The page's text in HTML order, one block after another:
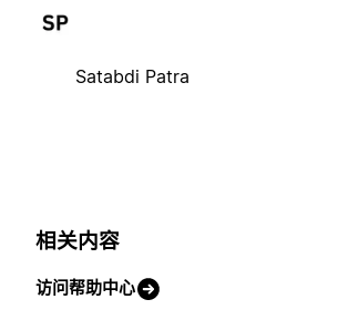
Satabdi Patra
相关内容
访问帮助中心